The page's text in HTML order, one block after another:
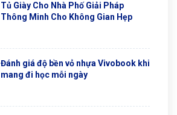
Tủ Giày Cho Nhà Phố Giải Pháp
Thông Minh Cho Không Gian Hẹp
Đánh giá độ bền vỏ nhựa Vivobook khi
mang đi học mỗi ngày